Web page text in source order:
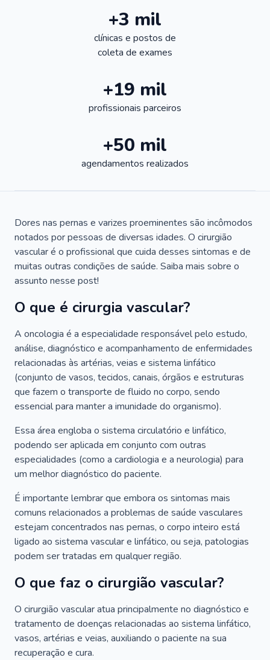
+3 mil
clínicas e postos de
coleta de exames
+19 mil
profissionais parceiros
+50 mil
agendamentos realizados
Dores nas pernas e varizes proeminentes são incômodos
notados por pessoas de diversas idades. O cirurgião
vascular é o profissional que cuida desses sintomas e de
muitas outras condições de saúde. Saiba mais sobre o
assunto nesse post!
O que é cirurgia vascular?
A oncologia é a especialidade responsável pelo estudo,
análise, diagnóstico e acompanhamento de enfermidades
relacionadas às artérias, veias e sistema linfático
(conjunto de vasos, tecidos, canais, órgãos e estruturas
que fazem o transporte de fluido no corpo, sendo
essencial para manter a imunidade do organismo).
Essa área engloba o sistema circulatório e linfático,
podendo ser aplicada em conjunto com outras
especialidades (como a cardiologia e a neurologia) para
um melhor diagnóstico do paciente.
É importante lembrar que embora os sintomas mais
comuns relacionados a problemas de saúde vasculares
estejam concentrados nas pernas, o corpo inteiro está
ligado ao sistema vascular e linfático, ou seja, patologias
podem ser tratadas em qualquer região.
O que faz o cirurgião vascular?
O cirurgião vascular atua principalmente no diagnóstico e
tratamento de doenças relacionadas ao sistema linfático,
vasos, artérias e veias, auxiliando o paciente na sua
recuperação e cura.